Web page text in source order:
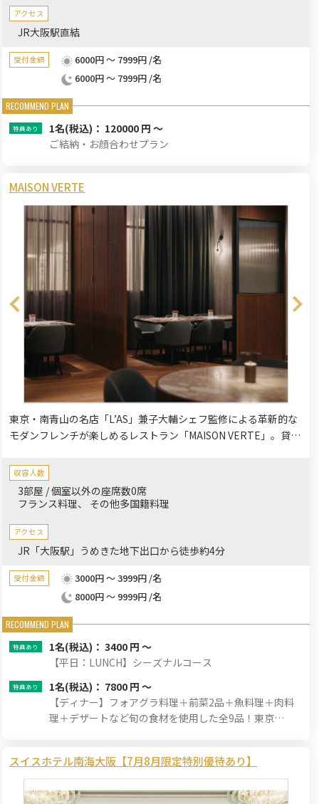
アクセス
JR大阪駅直結
受付金額
6000円 ～ 7999円 /名
6000円 ～ 7999円 /名
1名(税込)： 120000 円 ～
ご結納・お顔合わせプラン
MAISON VERTE
東京・南青山の名店「L’AS」兼子大輔シェフ監修による革新的な
モダンフレンチが楽しめるレストラン「MAISON VERTE」。貸切
ーティーにもご相談ください。完全個室も完備。
収容人数
3部屋 / 個室以外の座席数0席
フランス料理
その他多国籍料理
アクセス
JR「大阪駅」うめきた地下出口から徒歩約4分
受付金額
3000円 ～ 3999円 /名
8000円 ～ 9999円 /名
1名(税込)： 3400 円 ～
【平日：LUNCH】シーズナルコース
1名(税込)： 7800 円 ～
【ディナー】フォアグラ料理＋前菜2品＋魚料理＋肉料
理＋デザートなど旬の食材を使用した全9品！東京
スイスホテル南海大阪【7月8月限定特別優待あり】